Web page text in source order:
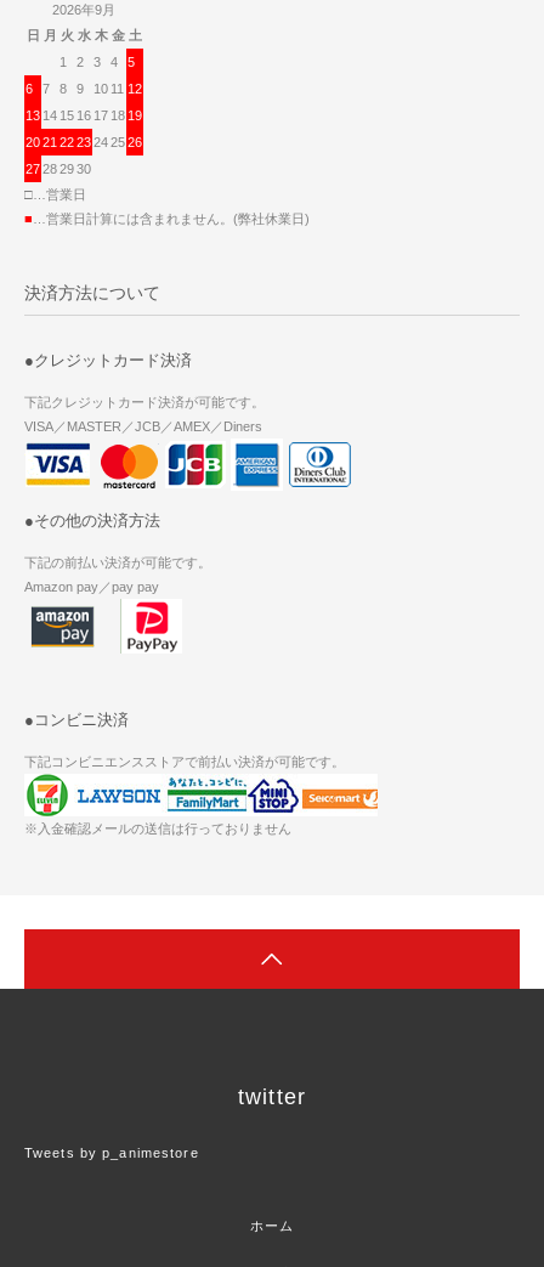
2026年9月
日 月 火 水 木 金 土
1
2 3 4
5
6
7 8 9 10 11 12
13 14 15 16 17 18 19
2021 2223242526
27282930
□…営業日
■ …営業日計算には含まれません。(弊社休業日)
決済方法について
●クレジットカード決済
下記クレジットカード決済が可能です。
VISA／MASTER／JCB／AMEX／Diners
●その他の決済方法
下記の前払い決済が可能です。
Amazon pay／pay pay
●コンビニ決済
下記コンビニエンスストアで前払い決済が可能です。
※入金確認メールの送信は行っておりません
twitter
Tweets by p_animestore
ホーム